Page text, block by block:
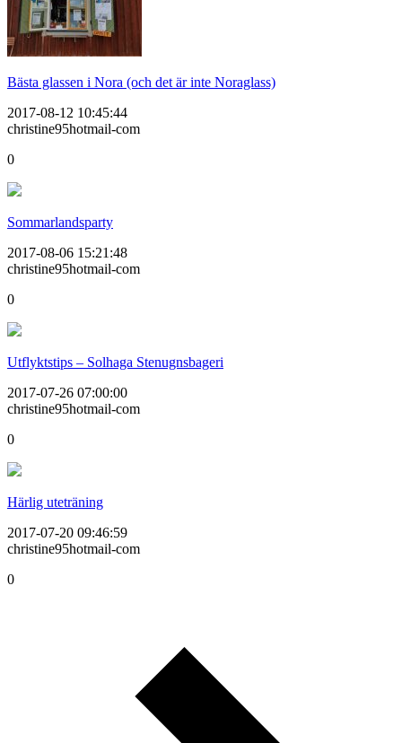
Bästa glassen i Nora (och det är inte Noraglass)
2017-08-12 10:45:44
christine95hotmail-com
0
Sommarlandsparty
2017-08-06 15:21:48
christine95hotmail-com
0
Utflyktstips – Solhaga Stenugnsbageri
2017-07-26 07:00:00
christine95hotmail-com
0
Härlig uteträning
2017-07-20 09:46:59
christine95hotmail-com
0